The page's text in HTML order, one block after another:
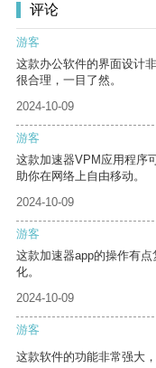
评论
游客
这款办公软件的界面设计
很合理，一目了然。
2024-10-09
游客
这款加速器VPM应用程序
助你在网络上自由移动。
2024-10-09
游客
这款加速器app的操作有
化。
2024-10-09
游客
这款软件的功能非常强大